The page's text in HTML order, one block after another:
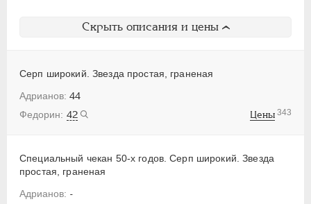
Скрыть описания и цены
Серп широкий. Звезда простая, граненая
44
42
Цены 343
Специальный чекан 50-х годов. Серп широкий. Звезда
простая, граненая
-